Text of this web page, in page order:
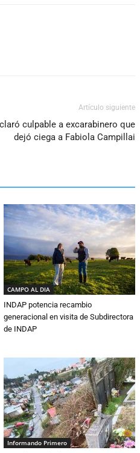
Artículo siguiente
culpable a excarabinero que
dejó ciega a Fabiola Campillai
CAMPO AL DIA
INDAP potencia recambio
generacional en visita de Subdirectora
de INDAP
Informando Primero